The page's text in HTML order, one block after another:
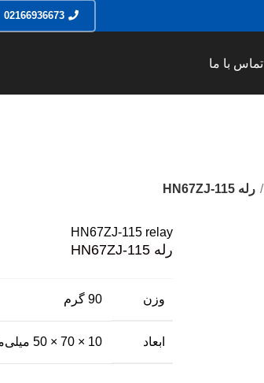
02166936673
تماس با ما
رله HN67ZJ-115
HN67ZJ-115 relay
رله HN67ZJ-115
وزن 90 گرم
ابعاد 10 × 70 × 50 میلی‌متر